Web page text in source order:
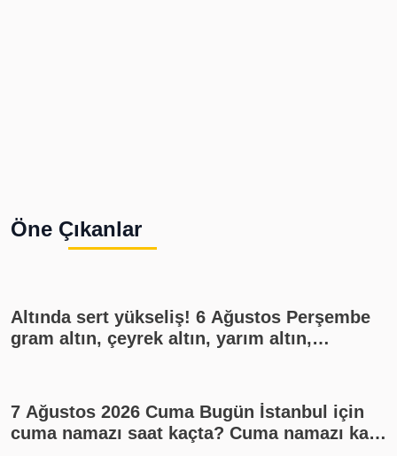
Öne Çıkanlar
Altında sert yükseliş! 6 Ağustos Perşembe
gram altın, çeyrek altın, yarım altın,
7 Ağustos 2026 Cuma Bugün İstanbul için
cuma namazı saat kaçta? Cuma namazı kaç